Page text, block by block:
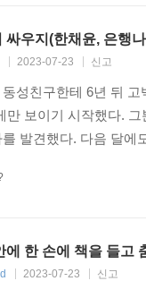
싸우지(한채윤, 은행
2023-07-23 신고
성친구한테 6년 뒤
만 보이기 시작했다.
발견했다. 다음 달
에 한 손에 책을 들고
2023-07-23 신고